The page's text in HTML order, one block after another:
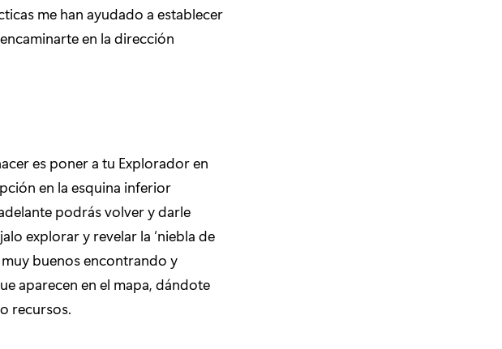
me han ayudado a establecer
en la dirección
es poner a tu Explorador en
en la esquina inferior
podrás volver y darle
explorar y revelar la ‘niebla de
buenos encontrando y
aparecen en el mapa, dándote
recursos.